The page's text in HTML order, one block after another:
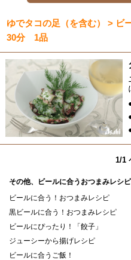
ゆでタコの足（を含む） > ビ
30分 1品
1/1
その他、ビールに合うおつまみレシ
ビールに合う！おつまみレシピ
黒ビールに合う！おつまみレシピ
ビールにぴったり！「餃子」
ジューシーから揚げレシピ
ビールに合うご飯！